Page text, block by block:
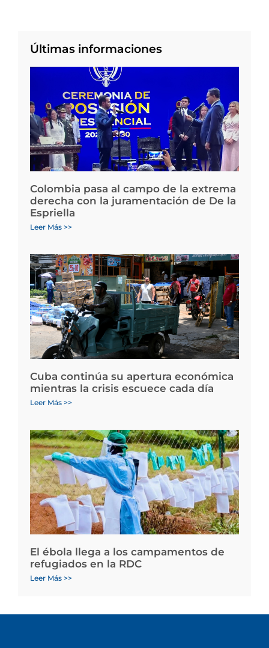
Últimas informaciones
Colombia pasa al campo de la extrema
derecha con la juramentación de De la
Espriella
Leer Más >>
Cuba continúa su apertura económica
mientras la crisis escuece cada día
Leer Más >>
El ébola llega a los campamentos de
refugiados en la RDC
Leer Más >>